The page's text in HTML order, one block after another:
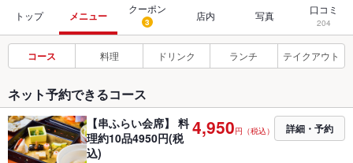
トップ メニュー
クーポン
3 店内 写真 口コミ
204
コース 料理 ドリンク ランチ テイクアウト
ネット予約できるコース
【串ふらい会席】 料
理約10品4950円(税
込)
4,950円（税込） 詳細・予約